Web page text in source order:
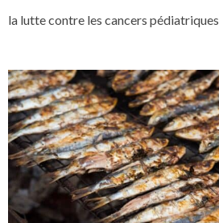
la lutte contre les cancers pédiatriques